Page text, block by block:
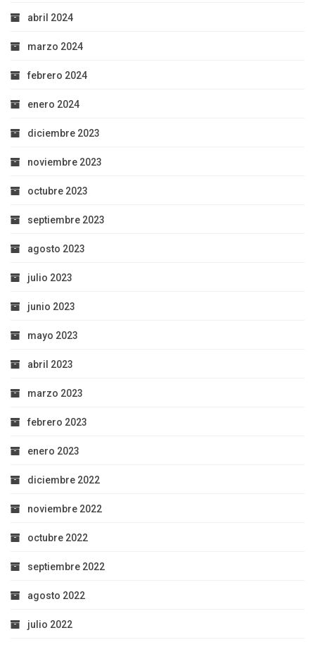
abril 2024
marzo 2024
febrero 2024
enero 2024
diciembre 2023
noviembre 2023
octubre 2023
septiembre 2023
agosto 2023
julio 2023
junio 2023
mayo 2023
abril 2023
marzo 2023
febrero 2023
enero 2023
diciembre 2022
noviembre 2022
octubre 2022
septiembre 2022
agosto 2022
julio 2022